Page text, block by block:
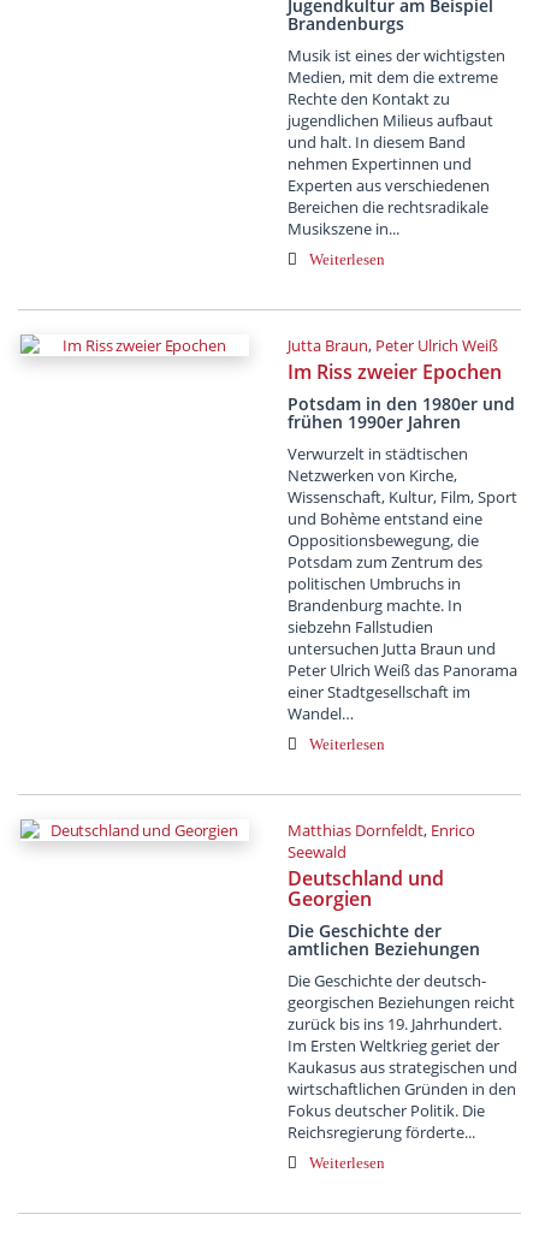
Jugendkultur am Beispiel
Brandenburgs
Musik ist eines der wichtigsten
Medien, mit dem die extreme
Rechte den Kontakt zu
jugendlichen Milieus aufbaut
und halt. In diesem Band
nehmen Expertinnen und
Experten aus verschiedenen
Bereichen die rechtsradikale
Musikszene in...
Weiterlesen
Jutta Braun, Peter Ulrich Weiß
Im Riss zweier Epochen
Potsdam in den 1980er und
frühen 1990er Jahren
Verwurzelt in städtischen
Netzwerken von Kirche,
Wissenschaft, Kultur, Film, Sport
und Bohème entstand eine
Oppositionsbewegung, die
Potsdam zum Zentrum des
politischen Umbruchs in
Brandenburg machte. In
siebzehn Fallstudien
untersuchen Jutta Braun und
Peter Ulrich Weiß das Panorama
einer Stadtgesellschaft im
Wandel…
Weiterlesen
Matthias Dornfeldt, Enrico
Seewald
Deutschland und
Georgien
Die Geschichte der
amtlichen Beziehungen
Die Geschichte der deutsch-
georgischen Beziehungen reicht
zurück bis ins 19. Jahrhundert.
Im Ersten Weltkrieg geriet der
Kaukasus aus strategischen und
wirtschaftlichen Gründen in den
Fokus deutscher Politik. Die
Reichsregierung förderte...
Weiterlesen